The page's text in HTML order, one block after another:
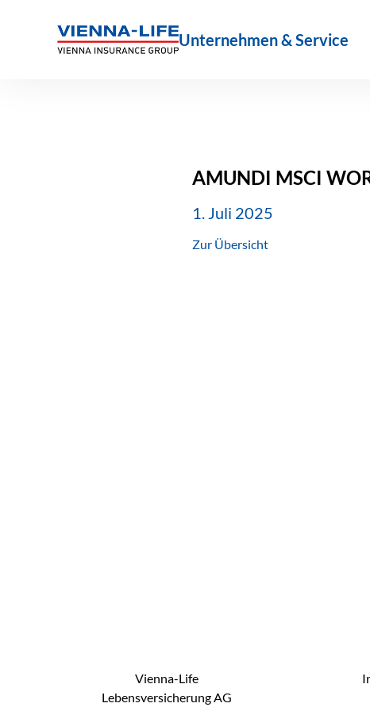
Unternehmen & Service
AMUNDI MSCI
1. Juli 2025
Zur Übersicht
Vienna-Life
Lebensversicherung AG